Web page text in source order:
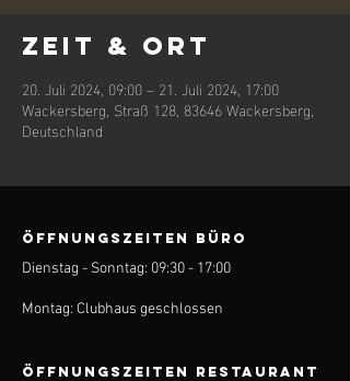
Zeit & Ort
20. Juli 2024, 09:00 – 21. Juli 2024, 17:00
Wackersberg, Straß 128, 83646 Wackersberg,
Deutschland
ÖFFNUNGSZEITEN BÜRO
Dienstag - Sonntag: 09:30 - 17:00
Montag: Clubhaus geschlossen
ÖFFNUNGSZEITEN Restaurant